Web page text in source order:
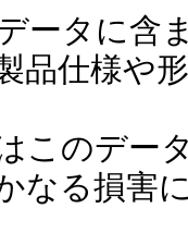
ータに含
品仕様や
このデー
なる損害